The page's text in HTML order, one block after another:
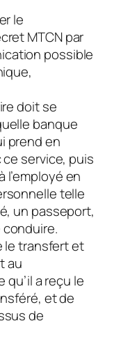
le
MTCN par
possible
doit se
banque
prend en
service, puis
en
telle
un passeport,
le transfert et
au
qu’il a reçu le
et de
de